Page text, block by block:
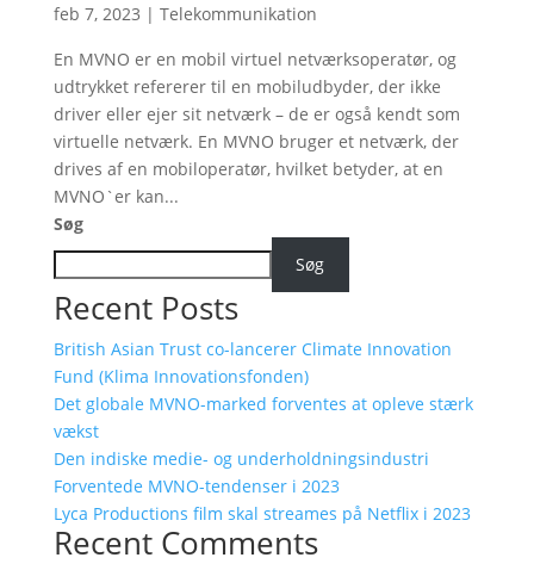
feb 7, 2023 | Telekommunikation
En MVNO er en mobil virtuel netværksoperatør, og
udtrykket refererer til en mobiludbyder, der ikke
driver eller ejer sit netværk – de er også kendt som
virtuelle netværk. En MVNO bruger et netværk, der
drives af en mobiloperatør, hvilket betyder, at en
MVNO`er kan...
Søg
Søg
Recent Posts
British Asian Trust co-lancerer Climate Innovation
Fund (Klima Innovationsfonden)
Det globale MVNO-marked forventes at opleve stærk
vækst
Den indiske medie- og underholdningsindustri
Forventede MVNO-tendenser i 2023
Lyca Productions film skal streames på Netflix i 2023
Recent Comments